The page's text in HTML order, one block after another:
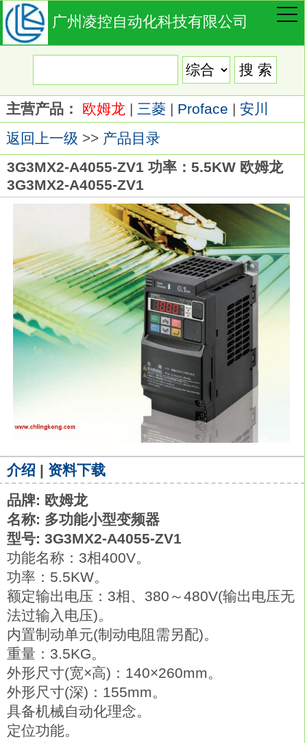
广州凌控自动化科技有限公司
主营产品： 欧姆龙 | 三菱 | Proface | 安川
返回上一级 >> 产品目录
3G3MX2-A4055-ZV1 功率：5.5KW 欧姆龙
3G3MX2-A4055-ZV1
介绍 | 资料下载
品牌: 欧姆龙
名称: 多功能小型变频器
型号: 3G3MX2-A4055-ZV1
功能名称：3相400V。
功率：5.5KW。
额定输出电压：3相、380～480V(输出电压无
法过输入电压)。
内置制动单元(制动电阻需另配)。
重量：3.5KG。
外形尺寸(宽×高)：140×260mm。
外形尺寸(深)：155mm。
具备机械自动化理念。
定位功能。